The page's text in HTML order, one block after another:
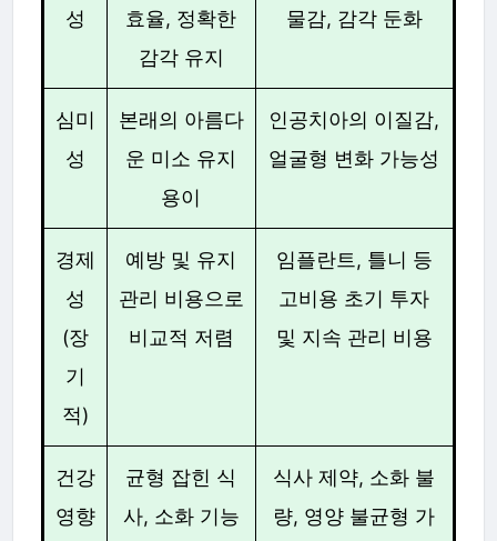
성
효율, 정확한
감각 유지
물감, 감각 둔화
심미
성
본래의 아름다
운 미소 유지
용이
인공치아의 이질감,
얼굴형 변화 가능성
경제
성
(장
기
적)
예방 및 유지
관리 비용으로
비교적 저렴
임플란트, 틀니 등
고비용 초기 투자
및 지속 관리 비용
건강
영향
균형 잡힌 식
사, 소화 기능
식사 제약, 소화 불
량, 영양 불균형 가